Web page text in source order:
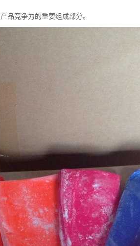
品竞争力的重要组成部分。